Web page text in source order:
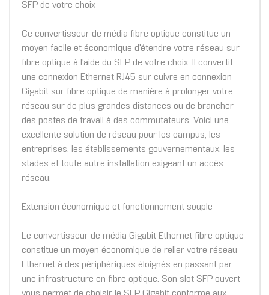
SFP de votre choix
Ce convertisseur de média fibre optique constitue un
moyen facile et économique d'étendre votre réseau sur
fibre optique à l'aide du SFP de votre choix. Il convertit
une connexion Ethernet RJ45 sur cuivre en connexion
Gigabit sur fibre optique de manière à prolonger votre
réseau sur de plus grandes distances ou de brancher
des postes de travail à des commutateurs. Voici une
excellente solution de réseau pour les campus, les
entreprises, les établissements gouvernementaux, les
stades et toute autre installation exigeant un accès
réseau.
Extension économique et fonctionnement souple
Le convertisseur de média Gigabit Ethernet fibre optique
constitue un moyen économique de relier votre réseau
Ethernet à des périphériques éloignés en passant par
une infrastructure en fibre optique. Son slot SFP ouvert